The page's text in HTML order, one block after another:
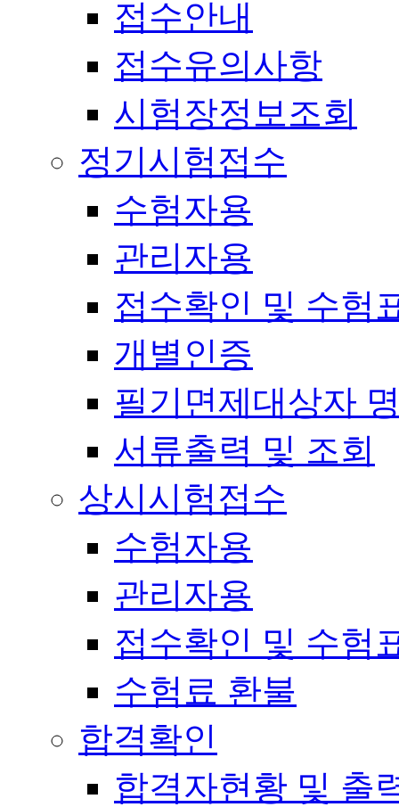
접수안내
접수유의사항
시험장정보조회
정기시험접수
수험자용
관리자용
접수확인 및 수험
개별인증
필기면제대상자
서류출력 및 조회
상시시험접수
수험자용
관리자용
접수확인 및 수험
수험료 환불
합격확인
합격자현황 및 출